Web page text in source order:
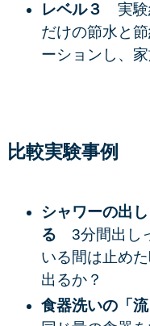
レベル３
実験
だけの節水と
ーションし、
比較実験事例
シャワーの出
る 3分間出し
いる間は止め
出るか？
食器洗いの「